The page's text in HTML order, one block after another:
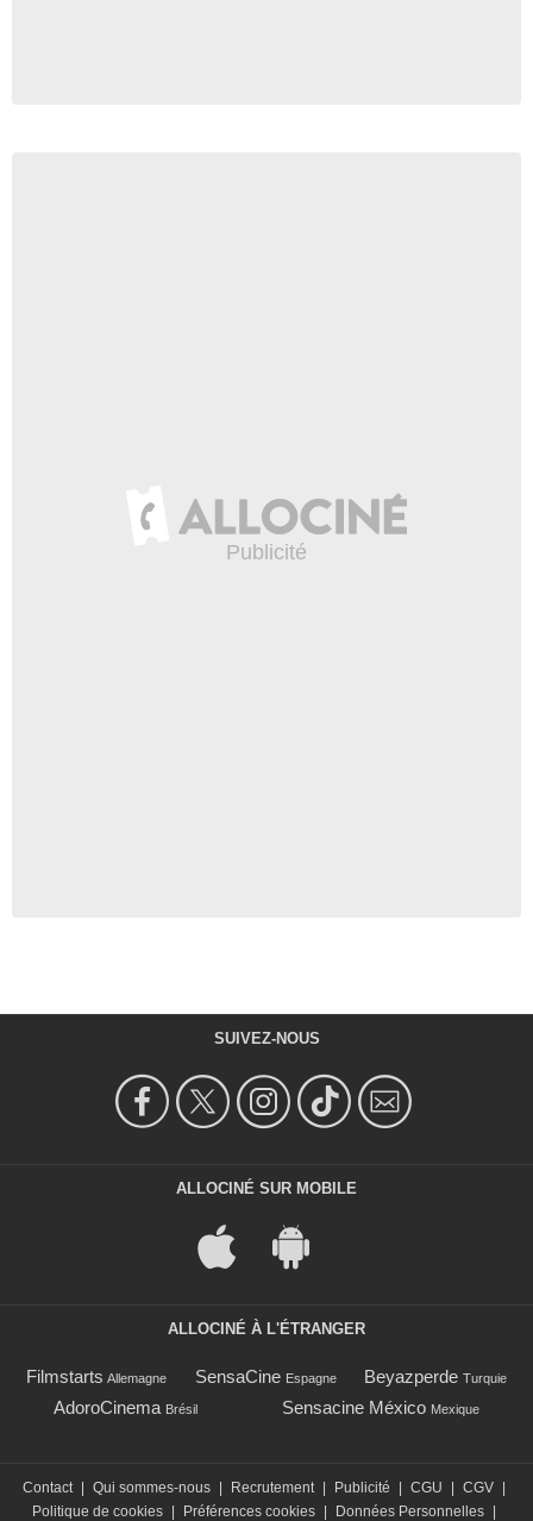
SUIVEZ-NOUS
ALLOCINÉ SUR MOBILE
ALLOCINÉ À L'ÉTRANGER
Filmstarts Allemagne SensaCine Espagne Beyazperde Turquie
AdoroCinema Brésil Sensacine México Mexique
Contact | Qui sommes-nous | Recrutement | Publicité | CGU | CGV |
Politique de cookies | Préférences cookies | Données Personnelles |